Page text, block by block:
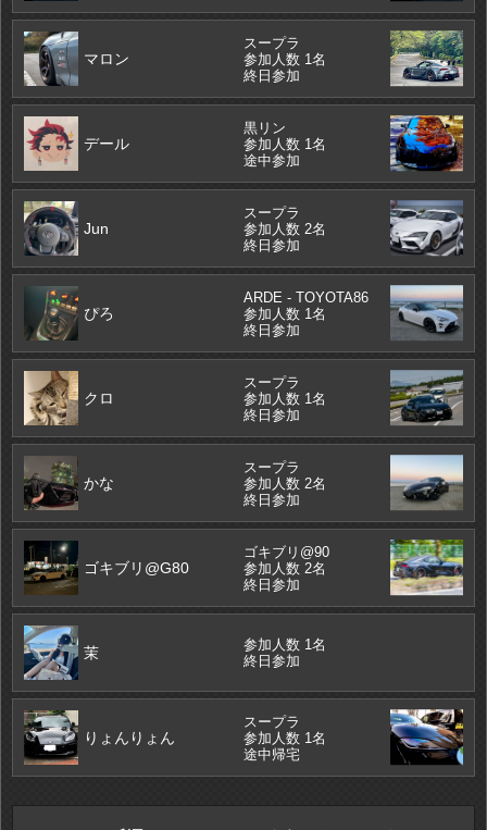
マロン
スープラ
参加人数 1名
終日参加
デール
黒リン
参加人数 1名
途中参加
Jun
スープラ
参加人数 2名
終日参加
ぴろ
ARDE - TOYOTA86
参加人数 1名
終日参加
クロ
スープラ
参加人数 1名
終日参加
かな
スープラ
参加人数 2名
終日参加
ゴキブリ@G80
ゴキブリ@90
参加人数 2名
終日参加
茉
参加人数 1名
終日参加
りょんりょん
スープラ
参加人数 1名
途中帰宅